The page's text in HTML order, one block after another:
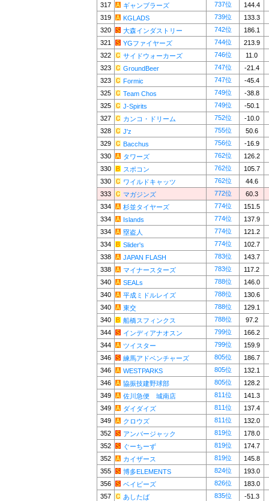
317
ギャンブラーズ 737位
144.4
319
KGLADS 739位
133.3
320
大森インダストリー 742位
186.1
321
YGファイヤーズ 744位
213.9
322
サイドウォーカーズ 746位
11.0
323
GroundBeer 747位
-21.4
323
Formic 747位
-45.4
325
Team Chos 749位
-38.8
325
J-Spirits 749位
-50.1
327
カンコ・ドリーム 752位
-10.0
328
J'z 755位
50.6
329
Bacchus 756位
-16.9
330
タワーズ 762位
126.2
330
スポコン 762位
105.7
330
ワイルドキャッツ 762位
44.6
333
マガジンズ 772位
60.3
334
杉並タイヤーズ 774位
151.5
334
Islands 774位
137.9
334
塁盗人 774位
121.2
334
Slider's 774位
102.7
338
JAPAN FLASH 783位
143.7
338
マイナースターズ 783位
117.2
340
SEALs 788位
146.0
340
平成ミドルレイズ 788位
130.6
340
東交 788位
129.1
340
船橋スフィンクス 788位
97.2
344
インディアナオスン 799位
166.2
344
ツイスター 799位
159.9
346
練馬アドベンチャーズ 805位
186.7
346
WESTPARKS 805位
132.1
346
協振技建野球部 805位
128.2
349
佐川急便 城南店 811位
141.3
349
ダイダイズ 811位
137.4
349
クロウズ 811位
132.0
352
アンバージャック 819位
178.0
352
ぐーちーず 819位
174.7
352
カイザース 819位
145.8
355
博多ELEMENTS 824位
193.0
356
ベイビーズ 826位
183.0
357
あしたば 835位
-51.3